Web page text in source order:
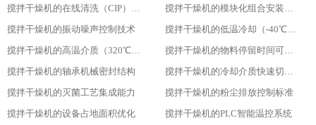
搅拌干燥机的在线清洗（CIP）功能
搅拌干燥机的模块化组合安装方式
搅拌干燥机的振动噪声控制技术
搅拌干燥机的低温冷却（-40℃）适用性
搅拌干燥机的高温介质（320℃）耐受性
搅拌干燥机的物料停留时间可调性
搅拌干燥机的轴承机械密封结构
搅拌干燥机的冷却介质快速切换设计
搅拌干燥机的灭菌工艺集成能力
搅拌干燥机的粉尘排放控制标准
搅拌干燥机的设备占地面积优化
搅拌干燥机的PLC智能温控系统